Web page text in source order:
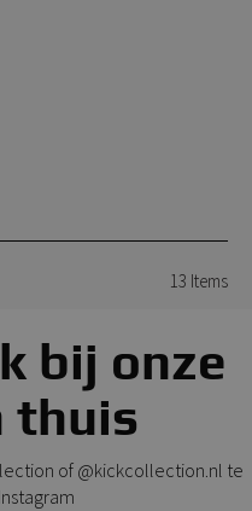
13 Items
bij onze
thuis
of @kickcollection.nl te